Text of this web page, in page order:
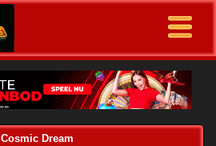
Cosmic Dream